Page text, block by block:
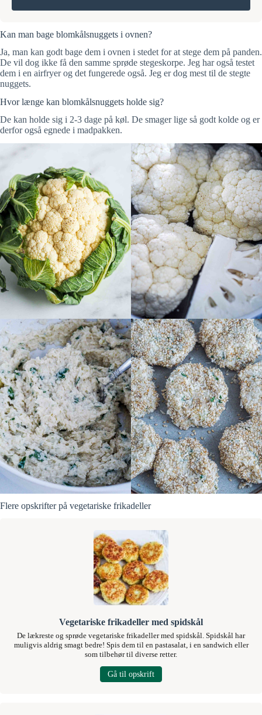
Kan man bage blomkålsnuggets i ovnen?
Ja, man kan godt bage dem i ovnen i stedet for at stege dem på panden.
De vil dog ikke få den samme sprøde stegeskorpe. Jeg har også testet
dem i en airfryer og det fungerede også. Jeg er dog mest til de stegte
nuggets.
Hvor længe kan blomkålsnuggets holde sig?
De kan holde sig i 2-3 dage på køl. De smager lige så godt kolde og er
derfor også egnede i madpakken.
Flere opskrifter på vegetariske frikadeller
Vegetariske frikadeller med spidskål
De lækreste og sprøde vegetariske frikadeller med spidskål. Spidskål har
muligvis aldrig smagt bedre! Spis dem til en pastasalat, i en sandwich eller
som tilbehør til diverse retter.
Gå til opskrift